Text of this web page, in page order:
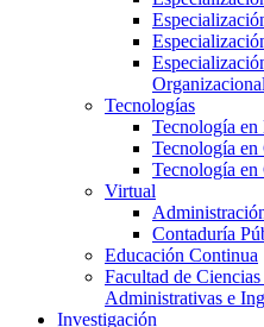
Organizacional
Tecnologías
Tecnología
Tecnología en
Tecnología en
Virtual
Contaduría
Educación Continua
Facultad de
Administrativas e
Investigación